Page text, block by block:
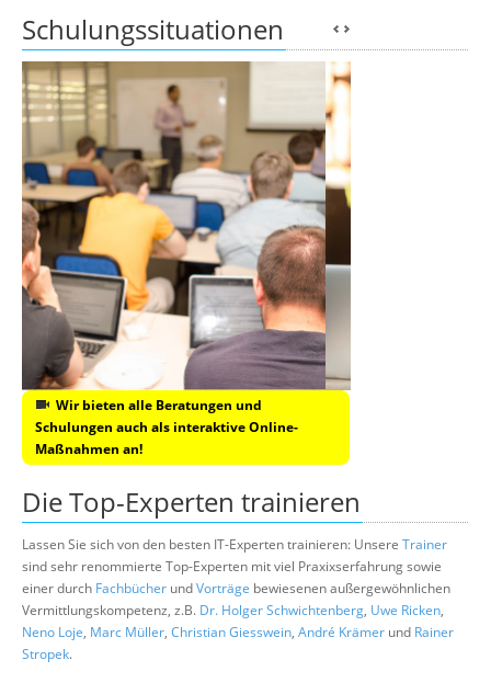
Schulungssituationen
Wir bieten alle Beratungen und
Schulungen auch als interaktive Online-
Maßnahmen an!
Die Top-Experten trainieren
Lassen Sie sich von den besten IT-Experten trainieren: Unsere Trainer
sind sehr renommierte Top-Experten mit viel Praxixserfahrung sowie
einer durch Fachbücher undVorträge bewiesenen außergewöhnlichen
Vermittlungskompetenz, z.B. Dr. Holger Schwichtenberg, Uwe Ricken,
Neno Loje, Marc Müller, Christian Giesswein, André Krämer und Rainer
Stropek.